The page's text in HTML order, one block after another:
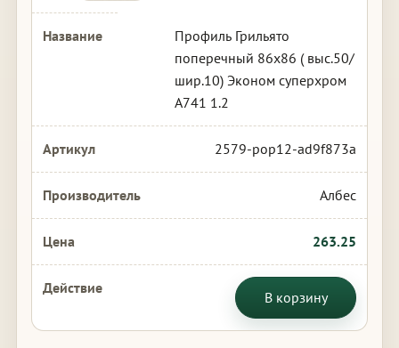
Профиль Грильято
поперечный 86х86 ( выс.50/
шир.10) Эконом суперхром
А741 1.2
2579-pop12-ad9f873a
Албес
263.25
В корзину